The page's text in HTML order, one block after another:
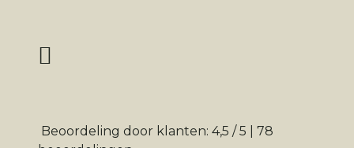
Beoordeling door klanten: 4,5 /5
78